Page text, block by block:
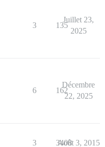
3 135
Juillet 23,
2025
6 162
Décembre
22, 2025
3 3408
Août 3, 2015